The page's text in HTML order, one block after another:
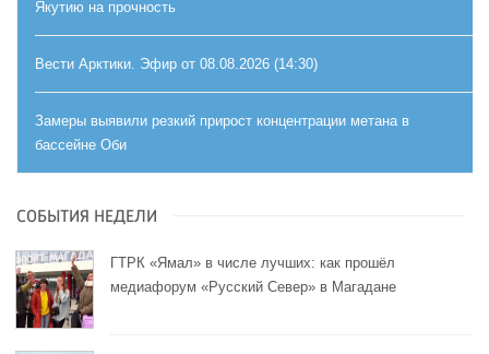
Якутию на прочность
Вести Арктики. Эфир от 08.08.2026 (14:30)
Замеры выявили резкий прирост концентрации метана в
бассейне Оби
СОБЫТИЯ НЕДЕЛИ
ГТРК «Ямал» в числе лучших: как прошёл
медиафорум «Русский Север» в Магадане